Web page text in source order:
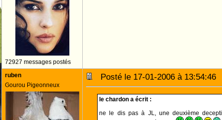
72927 messages postés
ruben
Gourou Pigeonneux
Posté le 17-01-2006 à
le chardon a écrit :
ne le dis pas à JL, une deuxième